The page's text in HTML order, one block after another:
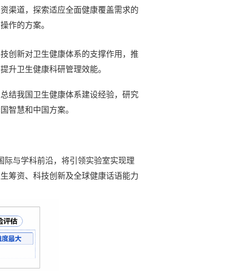
渠道，探索适应全面健康覆盖需求的
作的方案。
创新对卫生健康体系的支撑作用，推
升卫生健康科研管理效能。
结我国卫生健康体系建设经验，研究
智慧和中国方案。
际与学科前沿，将引领实验室实现理
筹资、科技创新及全球健康话语能力